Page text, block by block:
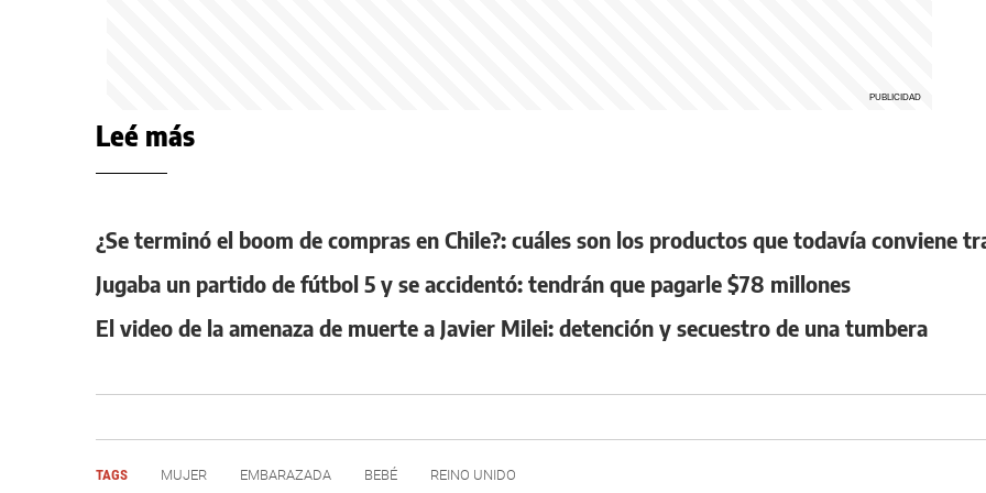
Leé más
¿Se terminó el boom de compras en Chile?: cuáles son los productos que todavía conviene
Jugaba un partido de fútbol 5 y se accidentó: tendrán que pagarle $78 millones
El video de la amenaza de muerte a Javier Milei: detención y secuestro de una tumbera
TAGS MUJER EMBARAZADA BEBÉ REINO UNIDO